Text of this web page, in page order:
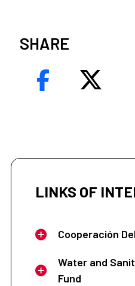
SHARE
LINKS OF
Cooperación
Water and
Fund